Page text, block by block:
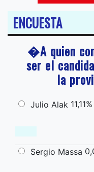
ENCUESTA
�A quien
ser el
la
Julio Alak 11,11%
Sergio Massa